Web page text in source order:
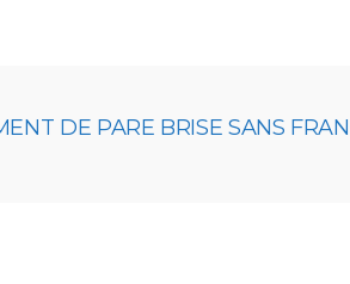
DE PARE BRISE SANS